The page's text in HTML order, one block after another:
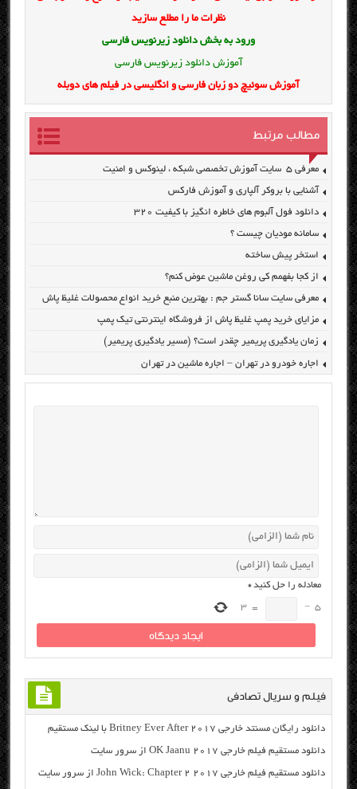
نظرات ما را مطلع سازید
ورود به بخش دانلود زیرنویس فارسی
آموزش دانلود زیرنویس فارسی
آموزش سوئیچ دو زبان فارسی و انگلیسی در فیلم های دوبله
مطالب مرتبط
معرفی ۵ سایت آموزش تخصصی شبکه ، لینوکس و امنیت
آشنایی با بروکر آلپاری و آموزش فارکس
دانلود فول آلبوم های خاطره انگیز با کیفیت ۳۲۰
سامانه مودیان چیست ؟
استخر پیش ساخته
از کجا بفهمم کی روغن ماشین عوض کنم؟
معرفی سایت سانا گستر جم : بهترین منبع خرید انواع محصولات غلیظ پاش
مزایای خرید پمپ غلیظ پاش از فروشگاه اینترنتی تیک پمپ
زمان یادگیری پریمیر چقدر است؟ (مسیر یادگیری پریمیر)
اجاره خودرو در تهران – اجاره ماشین در تهران
معادله را حل کنید*
5
−
=
3
فیلم و سریال تصادفی
دانلود رایگان مسنتد خارجی Britney Ever After 2017 با لینک مستقیم
دانلود مستقیم فیلم خارجی OK Jaanu 2017 از سرور سایت
دانلود مستقیم فیلم خارجی John Wick: Chapter 2 2017 از سرور سایت